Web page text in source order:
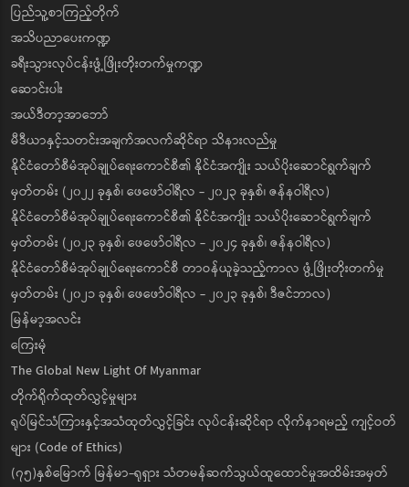
ပြည်သူ့စာကြည့်တိုက်
အသိပညာပေးကဏ္ဍ
ခရီးသွားလုပ်ငန်းဖွံ့ဖြိုးတိုးတက်မှုကဏ္ဍ
ဆောင်းပါး
အယ်ဒီတာ့အာဘော်
မီဒီယာနှင့်သတင်းအချက်အလက်ဆိုင်ရာ သိနားလည်မှု
နိုင်ငံတော်စီမံအုပ်ချုပ်ရေးကောင်စီ၏ နိုင်ငံအကျိုး သယ်ပိုးဆောင်ရွက်ချက်
မှတ်တမ်း (၂၀၂၂ ခုနှစ်၊ ဖေဖော်ဝါရီလ - ၂၀၂၃ ခုနှစ်၊ ဇန်နဝါရီလ)
နိုင်ငံတော်စီမံအုပ်ချုပ်ရေးကောင်စီ၏ နိုင်ငံအကျိုး သယ်ပိုးဆောင်ရွက်ချက်
မှတ်တမ်း (၂၀၂၃ ခုနှစ်၊ ဖေဖော်ဝါရီလ - ၂၀၂၄ ခုနှစ်၊ ဇန်နဝါရီလ)
နိုင်ငံတော်စီမံအုပ်ချုပ်ရေးကောင်စီ တာဝန်ယူခဲ့သည့်ကာလ ဖွံ့ဖြိုးတိုးတက်မှု
မှတ်တမ်း (၂၀၂၁ ခုနှစ်၊ ဖေဖော်ဝါရီလ - ၂၀၂၃ ခုနှစ်၊ ဒီဇင်ဘာလ)
မြန်မာ့အလင်း
ကြေးမုံ
The Global New Light Of Myanmar
တိုက်ရိုက်ထုတ်လွှင့်မှုများ
ရုပ်မြင်သံကြားနှင့်အသံထုတ်လွှင့်ခြင်း လုပ်ငန်းဆိုင်ရာ လိုက်နာရမည့် ကျင့်ဝတ်
များ (Code of Ethics)
(၇၅)နှစ်မြောက် မြန်မာ-ရုရှား သံတမန်ဆက်သွယ်ထူထောင်မှုအထိမ်းအမှတ်